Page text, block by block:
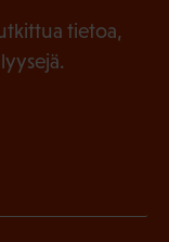
tietoa,